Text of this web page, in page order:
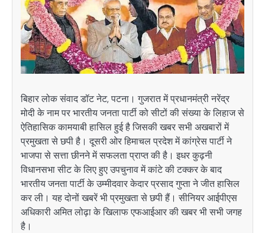
बिहार लोक संवाद डॉट नेट, पटना। गुजरात में प्रधानमंत्री नरेंद्र
मोदी के नाम पर भारतीय जनता पार्टी को सीटों की संख्या के लिहाज से
ऐतिहासिक कामयाबी हासिल हुई है जिसकी खबर सभी अखबारों में
प्रमुखता से छपी है। दूसरी ओर हिमाचल प्रदेश में कांग्रेस पार्टी ने
भाजपा से सत्ता छीनने में सफलता प्राप्त की है। इधर कुढ़नी
विधानसभा सीट के लिए हुए उपचुनाव में कांटे की टक्कर के बाद
भारतीय जनता पार्टी के उम्मीदवार केदार प्रसाद गुप्ता ने जीत हासिल
कर ली। यह दोनों खबरें भी प्रमुखता से छपी हैं। सीनियर आईपीएस
अधिकारी अमित लोढ़ा के खिलाफ एफआईआर की खबर भी सभी जगह
है।